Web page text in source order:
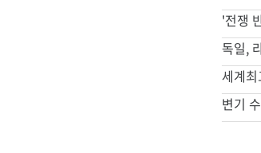
'전쟁
독일,